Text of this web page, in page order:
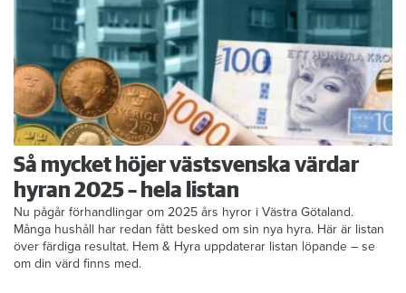
Så mycket höjer västsvenska värdar
hyran 2025 – hela listan
Nu pågår förhandlingar om 2025 års hyror i Västra Götaland.
Många hushåll har redan fått besked om sin nya hyra. Här är listan
över färdiga resultat. Hem & Hyra uppdaterar listan löpande – se
om din värd finns med.